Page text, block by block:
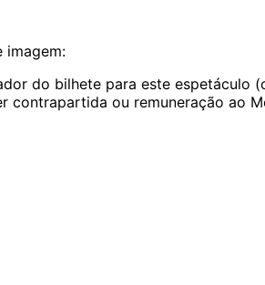
imagem:
do bilhete para este espetáculo
contrapartida ou remuneração ao